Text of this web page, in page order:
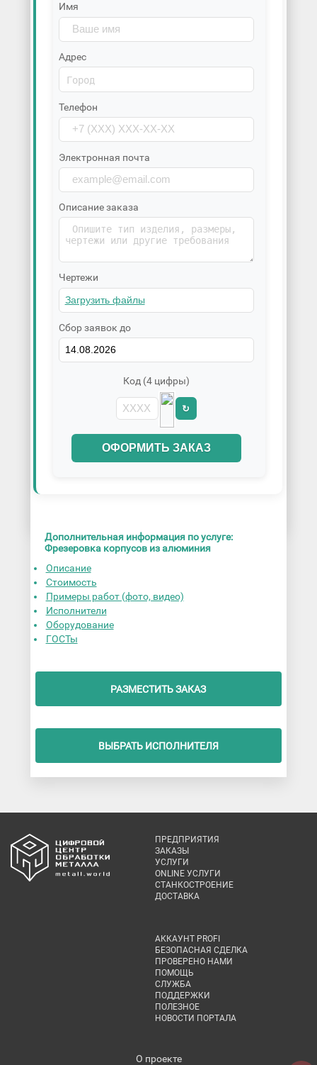
Имя
Адрес
Телефон
Электронная почта
Описание заказа
Чертежи
Сбор заявок до
Код (4 цифры)
↻
ОФОРМИТЬ ЗАКАЗ
Дополнительная информация по услуге:
Фрезеровка корпусов из алюминия
Описание
Стоимость
Примеры работ (фото, видео)
Исполнители
Оборудование
ГОСТы
РАЗМЕСТИТЬ ЗАКАЗ
ВЫБРАТЬ ИСПОЛНИТЕЛЯ
ПРЕДПРИЯТИЯ
ЗАКАЗЫ
УСЛУГИ
ONLINE УСЛУГИ
СТАНКОСТРОЕНИЕ
ДОСТАВКА
АККАУНТ PROFI
БЕЗОПАСНАЯ СДЕЛКА
ПРОВЕРЕНО НАМИ
ПОМОЩЬ
СЛУЖБА
ПОДДЕРЖКИ
ПОЛЕЗНОЕ
НОВОСТИ ПОРТАЛА
О проекте